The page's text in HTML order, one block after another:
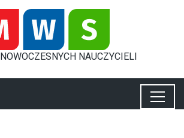
NOWOCZESNYCH NAUCZYCIELI